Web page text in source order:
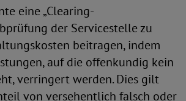
eine „Clearing-
der Servicestelle zu
beitragen, indem
auf die offenkundig kein
verringert werden. Dies gilt
von versehentlich falsch oder